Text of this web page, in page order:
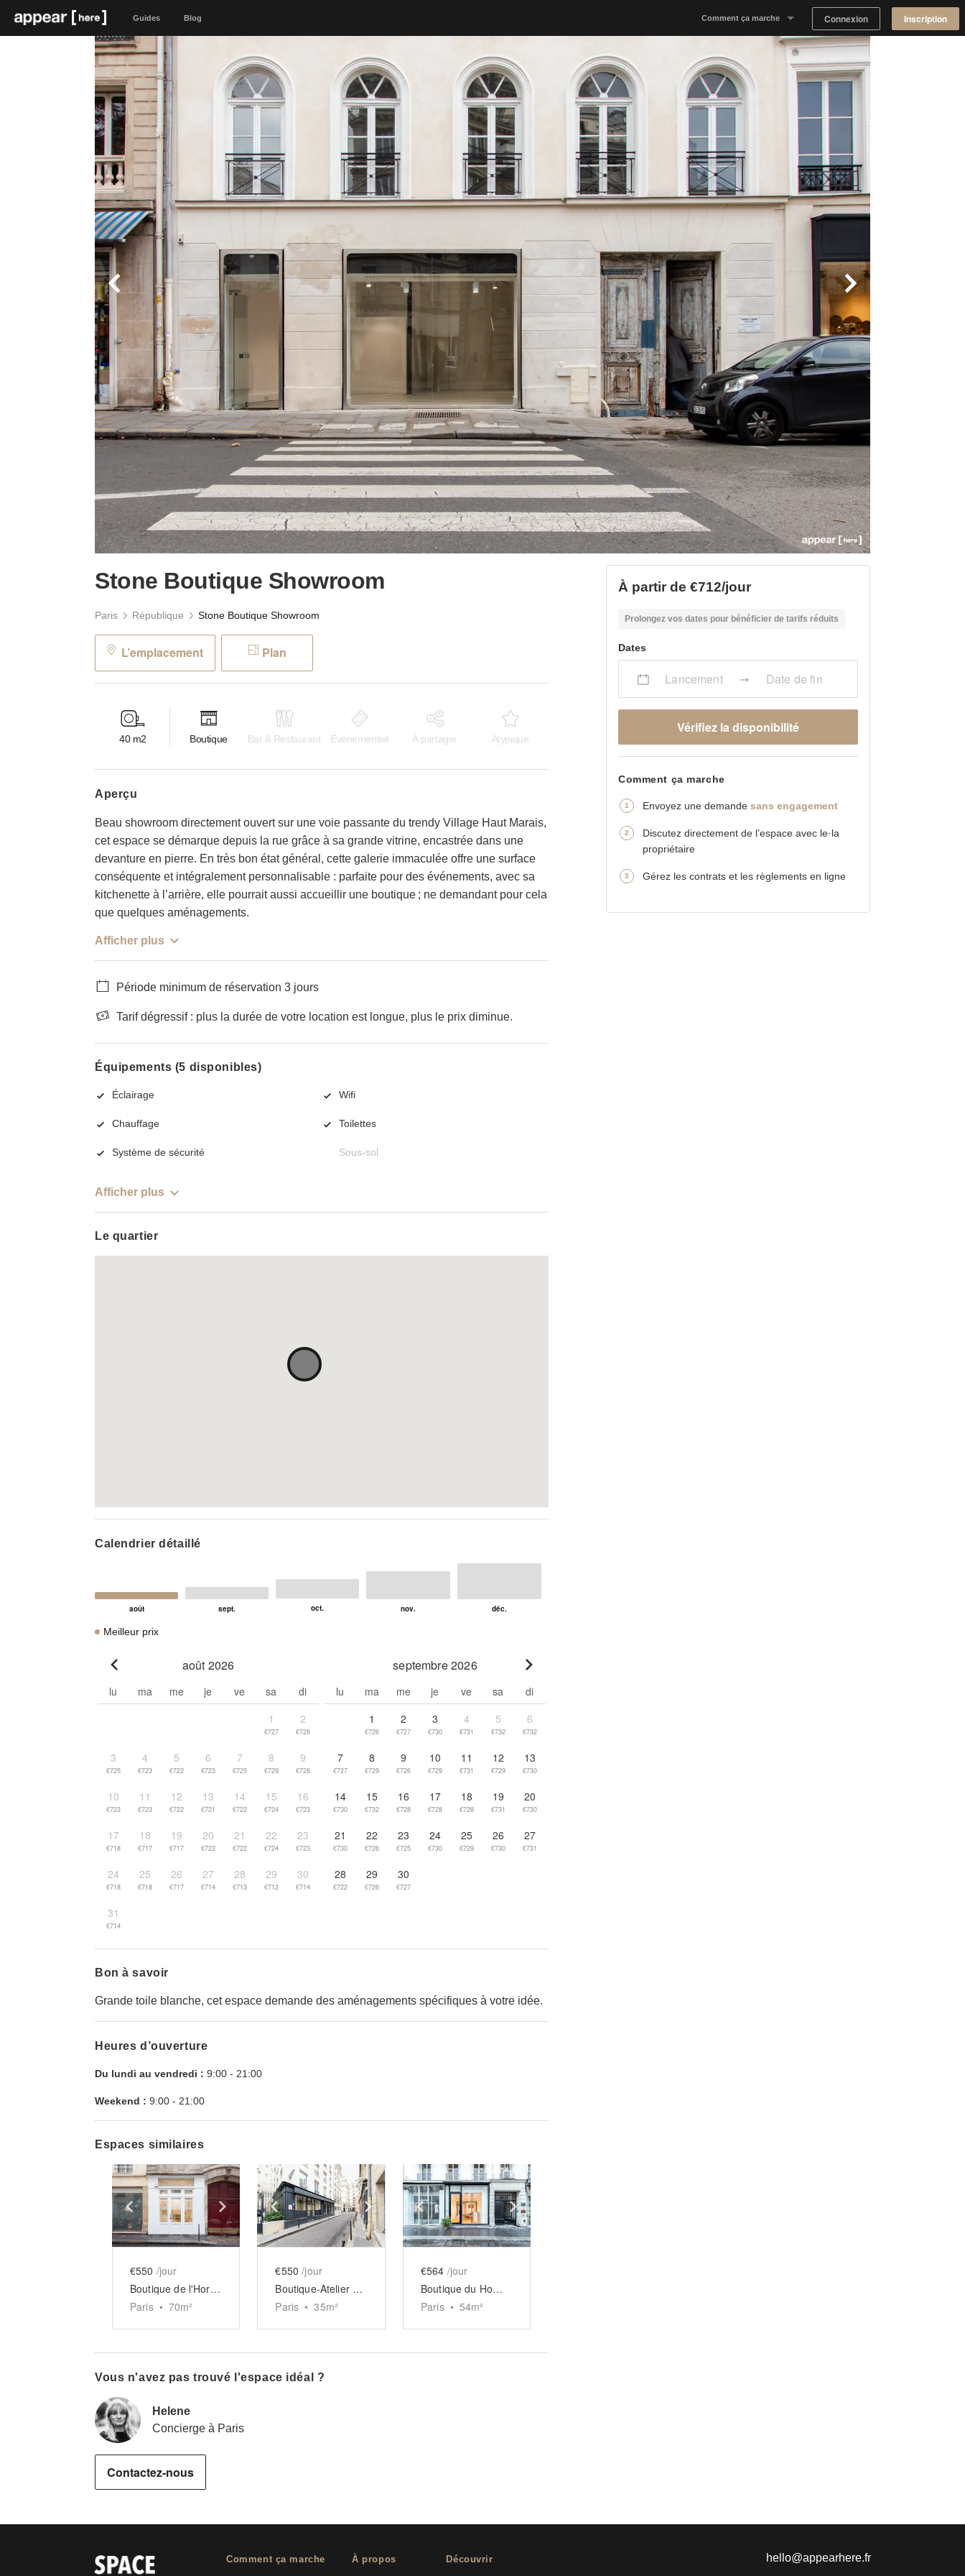
Guides Blog Comment ça marche
Notre concept
Proposer un espace
Tableau de Bord Propriétaire
Connexion Inscription
Stone Boutique Showroom
Paris République Stone Boutique Showroom
L’emplacement Plan
40 m2 Boutique Bar & Restaurant Événementiel À partager Atypique
aperçu
Beau showroom directement ouvert sur une voie passante du trendy Village Haut Marais,
cet espace se démarque depuis la rue grâce à sa grande vitrine, encastrée dans une
devanture en pierre. En très bon état général, cette galerie immaculée offre une surface
conséquente et intégralement personnalisable : parfaite pour des événements, avec sa
kitchenette à l’arrière, elle pourrait aussi accueillir une boutique ; ne demandant pour cela
que quelques aménagements.
Afficher plus
Période minimum de réservation 3 jours
Tarif dégressif : plus la durée de votre location est longue, plus le prix diminue.
Équipements (5 disponibles)
Éclairage Wifi
Chauffage Toilettes
Système de sécurité Sous-sol
Afficher plus
Le quartier
Calendrier détaillé
Meilleur prix
août 2026
lu ma me je ve sa
di
1
€727
2
€728
3
€725
4
€723
5
€722
6
€723
7
€725
8
€729
9
€728
10
€723
11
€723
12
€722
13
€721
14
€722
15
€724
16
€723
17
€718
18
€717
19
€717
20
€722
21
€722
22
€724
23
€723
24
€718
25
€718
26
€717
27
€714
28
€713
29
€712
30
€714
31
€714
septembre 2026
lu ma me je ve sa
di
1
€726
2
€727
3
€730
4
€731
5
€732
6
€732
7
€727
8
€729
9
€726
10
€729
11
€731
12
€729
13
€730
14
€730
15
€732
16
€728
17
€728
18
€728
19
€731
20
€730
21
€730
22
€726
23
€725
24
€730
25
€729
26
€730
27
€731
28
€722
29
€726
30
€727
Bon à savoir
Grande toile blanche, cet espace demande des aménagements spécifiques à votre idée.
Heures d’ouverture
Du lundi au vendredi : 9:00 - 21:00
Weekend : 9:00 - 21:00
Espaces similaires
Show previous slideShow next slide
€550 /jour
Boutique de l'Horloge sur trois niveaux
Paris • 70m²
Show previous slideShow next slide
€550 /jour
Boutique-Atelier Carreau du Temple
Paris • 35m²
Show previous slideShow next slide
€564 /jour
Boutique du Homa Village
Paris • 54m²
Vous n'avez pas trouvé l'espace idéal ?
Helene
Concierge à Paris
Contactez-nous
À partir de €712/jour
Prolongez vos dates pour bénéficier de tarifs réduits
Dates
Lancement Date de fin
Vérifiez la disponibilité
Comment ça marche
Envoyez une demandesans engagement
Discutez directement de l’espace avec le·la
propriétaire
Gérez les contrats et les règlements en ligne
Comment ça marche À propos Découvrir hello@appearhere.fr